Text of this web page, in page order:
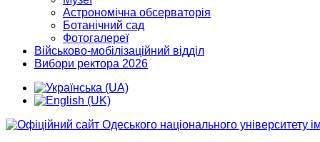
Астрономічна обсерваторія
Ботанічний сад
Фотогалереї
Військово-мобілізаційний відділ
Вибори ректора 2026